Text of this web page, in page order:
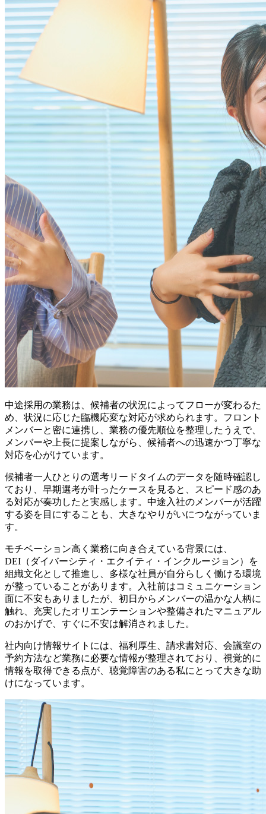
中途採用の業務は、候補者の状況によってフローが変わるた
め、状況に応じた臨機応変な対応が求められます。フロント
メンバーと密に連携し、業務の優先順位を整理したうえで、
メンバーや上長に提案しながら、候補者への迅速かつ丁寧な
対応を心がけています。
候補者一人ひとりの選考リードタイムのデータを随時確認し
ており、早期選考が叶ったケースを見ると、スピード感のあ
る対応が奏功したと実感します。中途入社のメンバーが活躍
する姿を目にすることも、大きなやりがいにつながっていま
す。
モチベーション高く業務に向き合えている背景には、
DEI（ダイバーシティ・エクイティ・インクルージョン）を
組織文化として推進し、多様な社員が自分らしく働ける環境
が整っていることがあります。入社前はコミュニケーション
面に不安もありましたが、初日からメンバーの温かな人柄に
触れ、充実したオリエンテーションや整備されたマニュアル
のおかげで、すぐに不安は解消されました。
社内向け情報サイトには、福利厚生、請求書対応、会議室の
予約方法など業務に必要な情報が整理されており、視覚的に
情報を取得できる点が、聴覚障害のある私にとって大きな助
けになっています。